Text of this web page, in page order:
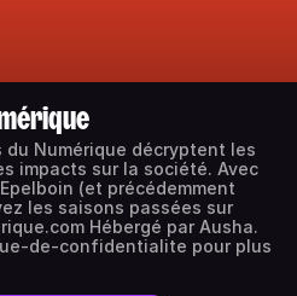
du Numérique décryptent les
impacts sur la société. Avec
(et précédemment
les saisons passées sur
Hébergé par Ausha.
de-confidentialite pour plus